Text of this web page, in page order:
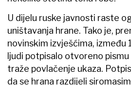
U dijelu ruske javnosti raste
uništavanja hrane. Tako je,
novinskim izvješćima, između
ljudi potpisalo otvoreno
traže povlačenje ukaza.
da se hrana razdijeli